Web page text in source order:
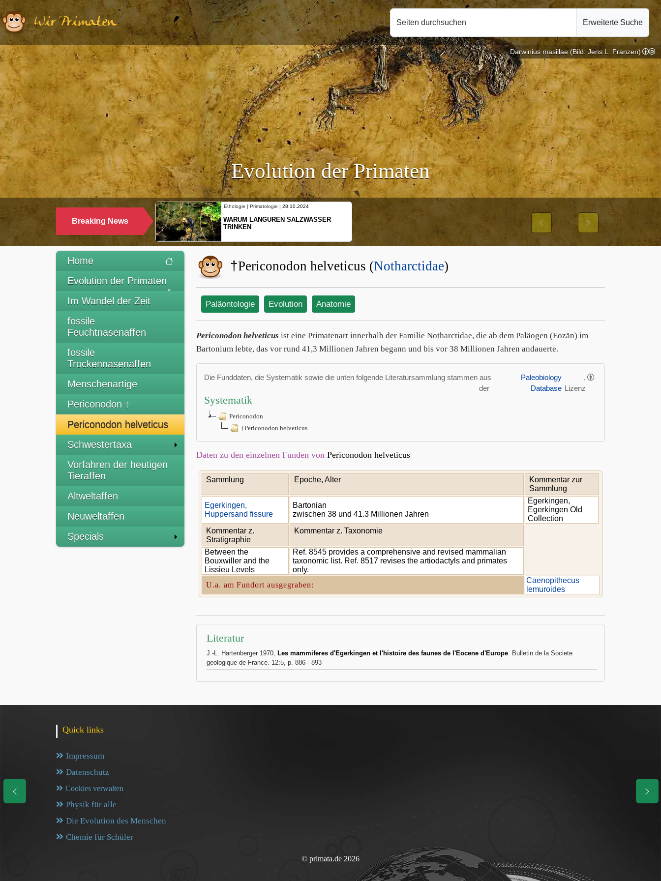
Wir Primaten Seiten durchsuchen Erweiterte Suche
Evolution der Primaten
Breaking News
Ethologie | Primatologie |
BEWEGUNGSMUSTER
Ethologie | Primatologie | 28.10.2024
WARUM LANGUREN SALZWASSER
TRINKEN
Previous Next
Darwinius masillae (Bild: Jens L. Franzen)
Home
Evolution der Primaten
Im Wandel der Zeit
fossile
Feuchtnasenaffen
fossile
Trockennasenaffen
Menschenartige
Periconodon ↑
Periconodon helveticus
Schwestertaxa
Vorfahren der heutigen
Tieraffen
Altweltaffen
Neuweltaffen
Specials
†Periconodon helveticus (Notharctidae)
Paläontologie Evolution Anatomie
Periconodon helveticus ist eine Primatenart innerhalb der Familie Notharctidae, die ab dem Paläogen (Eozän) im
Bartonium lebte, das vor rund 41,3 Millionen Jahren begann und bis vor 38 Millionen Jahren andauerte.
Die Funddaten, die Systematik sowie die unten folgende Literatursammlung stammen aus
der
Paleobiology
Database
,
Lizenz
Systematik
Periconodon
†Periconodon helveticus
Daten zu den einzelnen Funden von Periconodon helveticus
Sammlung Epoche, Alter
Kommentar zur
Sammlung
Egerkingen,
Huppersand fissure
Bartonian
zwischen 38 und 41.3 Millionen Jahren
Egerkingen,
Egerkingen Old
Collection
Kommentar z.
Stratigraphie
Kommentar z. Taxonomie
Between the
Bouxwiller and the
Lissieu Levels
Ref. 8545 provides a comprehensive and revised mammalian
taxonomic list. Ref. 8517 revises the artiodactyls and primates
only.
U.a. am Fundort ausgegraben:
Caenopithecus
lemuroides
Literatur
J.-L. Hartenberger 1970, Les mammiferes d'Egerkingen et l'histoire des faunes de l'Eocene d'Europe. Bulletin de la Societe
geologique de France. 12:5, p. 886 - 893
Quick links
Impressum
Datenschutz
Cookies verwalten
Physik für alle
Die Evolution des Menschen
Chemie für Schüler
© primata.de 2026